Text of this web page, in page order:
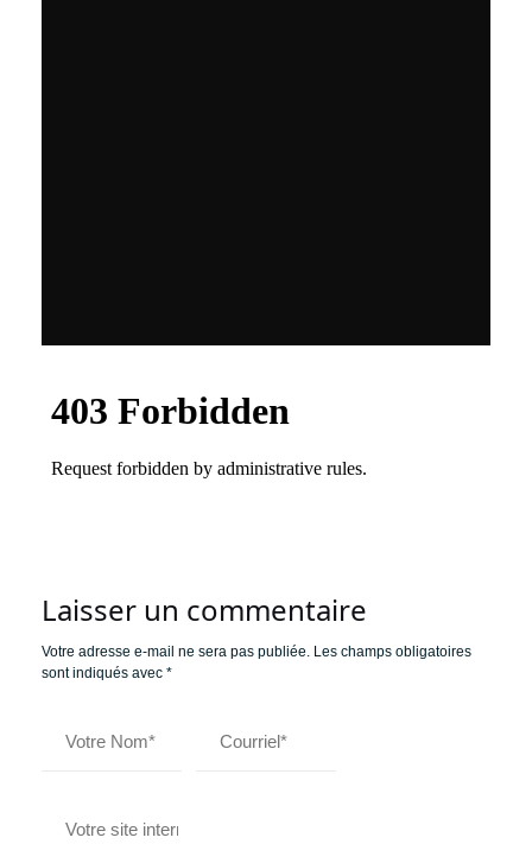
Laisser un commentaire
Votre adresse e-mail ne sera pas publiée. Les champs obligatoires
sont indiqués avec *